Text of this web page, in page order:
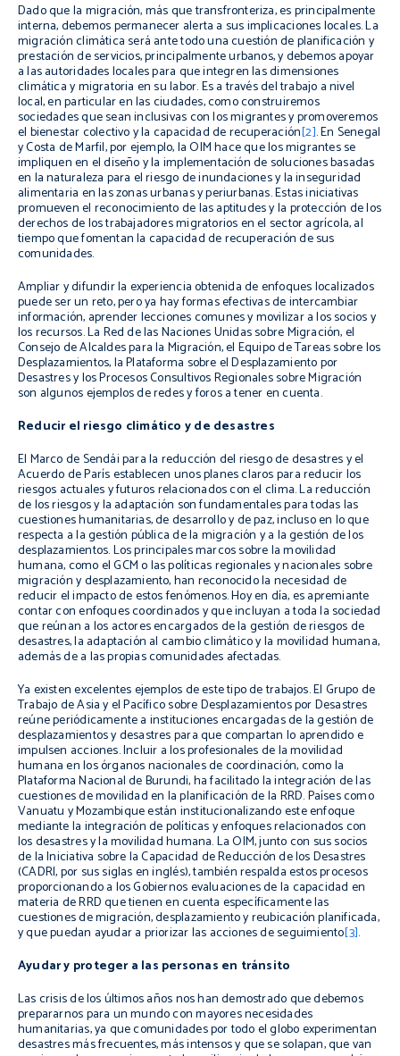
Dado que la migración, más que transfronteriza, es principalmente
interna, debemos permanecer alerta a sus implicaciones locales. La
migración climática será ante todo una cuestión de planificación y
prestación de servicios, principalmente urbanos, y debemos apoyar
a las autoridades locales para que integren las dimensiones
climática y migratoria en su labor. Es a través del trabajo a nivel
local, en particular en las ciudades, como construiremos
sociedades que sean inclusivas con los migrantes y promoveremos
el bienestar colectivo y la capacidad de recuperación[2]. En Senegal
y Costa de Marfil, por ejemplo, la OIM hace que los migrantes se
impliquen en el diseño y la implementación de soluciones basadas
en la naturaleza para el riesgo de inundaciones y la inseguridad
alimentaria en las zonas urbanas y periurbanas. Estas iniciativas
promueven el reconocimiento de las aptitudes y la protección de los
derechos de los trabajadores migratorios en el sector agrícola, al
tiempo que fomentan la capacidad de recuperación de sus
comunidades.
Ampliar y difundir la experiencia obtenida de enfoques localizados
puede ser un reto, pero ya hay formas efectivas de intercambiar
información, aprender lecciones comunes y movilizar a los socios y
los recursos. La Red de las Naciones Unidas sobre Migración, el
Consejo de Alcaldes para la Migración, el Equipo de Tareas sobre los
Desplazamientos, la Plataforma sobre el Desplazamiento por
Desastres y los Procesos Consultivos Regionales sobre Migración
son algunos ejemplos de redes y foros a tener en cuenta.
Reducir el riesgo climático y de desastres
El Marco de Sendái para la reducción del riesgo de desastres y el
Acuerdo de París establecen unos planes claros para reducir los
riesgos actuales y futuros relacionados con el clima. La reducción
de los riesgos y la adaptación son fundamentales para todas las
cuestiones humanitarias, de desarrollo y de paz, incluso en lo que
respecta a la gestión pública de la migración y a la gestión de los
desplazamientos. Los principales marcos sobre la movilidad
humana, como el GCM o las políticas regionales y nacionales sobre
migración y desplazamiento, han reconocido la necesidad de
reducir el impacto de estos fenómenos. Hoy en día, es apremiante
contar con enfoques coordinados y que incluyan a toda la sociedad
que reúnan a los actores encargados de la gestión de riesgos de
desastres, la adaptación al cambio climático y la movilidad humana,
además de a las propias comunidades afectadas.
Ya existen excelentes ejemplos de este tipo de trabajos. El Grupo de
Trabajo de Asia y el Pacífico sobre Desplazamientos por Desastres
reúne periódicamente a instituciones encargadas de la gestión de
desplazamientos y desastres para que compartan lo aprendido e
impulsen acciones. Incluir a los profesionales de la movilidad
humana en los órganos nacionales de coordinación, como la
Plataforma Nacional de Burundi, ha facilitado la integración de las
cuestiones de movilidad en la planificación de la RRD. Países como
Vanuatu y Mozambique están institucionalizando este enfoque
mediante la integración de políticas y enfoques relacionados con
los desastres y la movilidad humana. La OIM, junto con sus socios
de la Iniciativa sobre la Capacidad de Reducción de los Desastres
(CADRI, por sus siglas en inglés), también respalda estos procesos
proporcionando a los Gobiernos evaluaciones de la capacidad en
materia de RRD que tienen en cuenta específicamente las
cuestiones de migración, desplazamiento y reubicación planificada,
y que puedan ayudar a priorizar las acciones de seguimiento[3].
Ayudar y proteger a las personas en tránsito
Las crisis de los últimos años nos han demostrado que debemos
prepararnos para un mundo con mayores necesidades
humanitarias, ya que comunidades por todo el globo experimentan
desastres más frecuentes, más intensos y que se solapan, que van